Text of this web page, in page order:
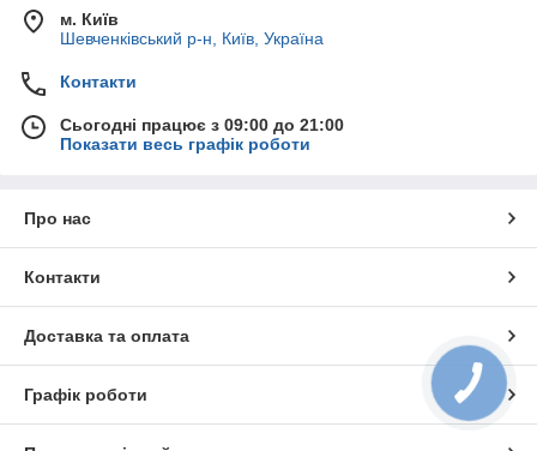
м. Київ
Шевченківський р-н, Київ, Україна
Контакти
Сьогодні працює з 09:00 до 21:00
Показати весь графік роботи
Про нас
Контакти
Доставка та оплата
Графік роботи